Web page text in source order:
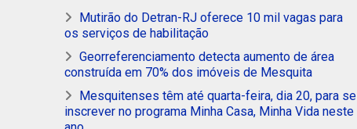
Mutirão do Detran-RJ oferece 10 mil vagas para
os serviços de habilitação
Georreferenciamento detecta aumento de área
construída em 70% dos imóveis de Mesquita
Mesquitenses têm até quarta-feira, dia 20, para se
inscrever no programa Minha Casa, Minha Vida neste